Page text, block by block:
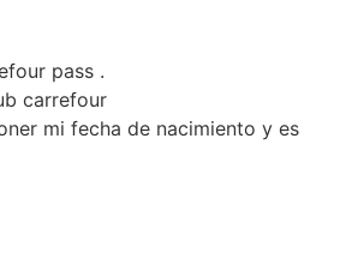
pass .
carrefour
mi fecha de nacimiento y es